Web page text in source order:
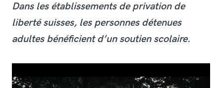
Dans les établissements de privation de
liberté suisses, les personnes détenues
adultes bénéficient d’un soutien scolaire.